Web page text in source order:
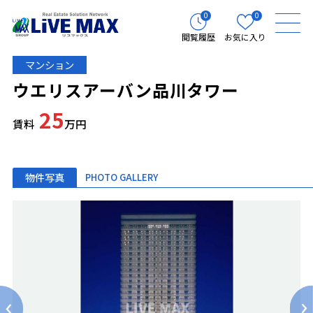
0
閲覧履歴
0
お気に入り
マンション
ウエリスアーバン品川タワー
賃料 25万円
物件写真 PHOTO GALLERY